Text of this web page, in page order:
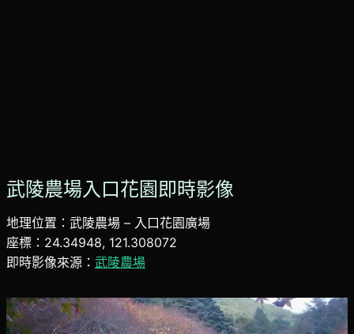
武陵農場入口花園即時影像
地理位置：武陵農場 – 入口花園廣場
座標：24.34948, 121.308072
即時影像來源： 武陵農場